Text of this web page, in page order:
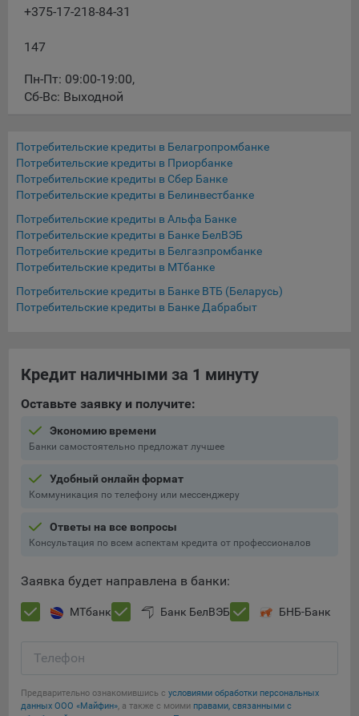
используется для обеспечения корректной работы сайта.
Компании, которой мы поручаем обработку данных для
Сервис хранения информации, предоставляемый
пом.44.
Рекламные Cookie
принимать меры по совершенствованию работы
Сайта, исходя из предпочтений пользователя, а также
осуществлять подбор рекламы, иных рекламных
материалов по наиболее актуальному, подходящему
назначению для каждого конкретного пользователя.
Яндекса рекламная сеть (Yandex Mobile Ads, ADFOX) -
Europe AG, Werftestrasse 4, CH-6005 Luzern, Switzerland.
Google Ads - сервис показа контекстной рекламы,
предоставляемый компанией Google Ireland Ltd, Gordon
Сохранить по умолчанию
+375-17-218-84-31
147
Пн-Пт: 09:00-19:00,
Сб-Вс: Выходной
Потребительские кредиты в Белагропромбанке
Потребительские кредиты в Приорбанке
Потребительские кредиты в Сбер Банке
Потребительские кредиты в Белинвестбанке
Потребительские кредиты в Альфа Банке
Потребительские кредиты в Банке БелВЭБ
Потребительские кредиты в Белгазпромбанке
Потребительские кредиты в МТбанке
Потребительские кредиты в Банке ВТБ (Беларусь)
Потребительские кредиты в Банке Дабрабыт
Кредит наличными за 1 минуту
Оставьте заявку и получите:
Экономию времени
Банки самостоятельно предложат лучшее
Удобный онлайн формат
Коммуникация по телефону или мессенджеру
Ответы на все вопросы
Консультация по всем аспектам кредита от профессионалов
Заявка будет направлена в банки:
МТбанк Банк БелВЭБ БНБ-Банк
Телефон
Предварительно ознакомившись с условиями обработки персональных
данных ООО «Майфин», а также с моими правами, связанными с